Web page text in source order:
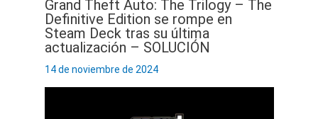
Grand Theft Auto: The Trilogy – The
Definitive Edition se rompe en
Steam Deck tras su última
actualización – SOLUCIÓN
14 de noviembre de 2024